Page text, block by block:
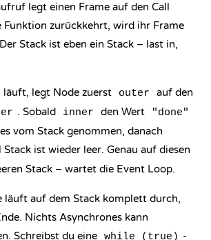
legt einen Frame auf den Call
Funktion zurückkehrt, wird ihr Frame
Stack ist eben ein Stack – last in,
läuft, legt Node zuerst outer
auf den
. Sobald inner den Wert "done"
vom Stack genommen, danach
Stack ist wieder leer. Genau auf diesen
Stack – wartet die Event Loop.
läuft auf dem Stack komplett durch,
Nichts Asynchrones kann
Schreibst du eine while (true) -